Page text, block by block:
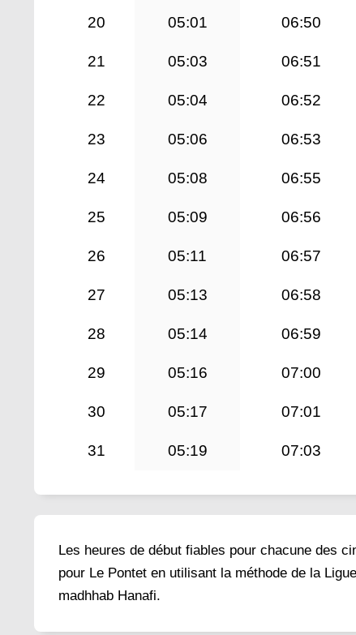
20 05:01 06:50
21 05:03 06:51
22 05:04 06:52
23 05:06 06:53
24 05:08 06:55
25 05:09 06:56
26 05:11 06:57
27 05:13 06:58
28 05:14 06:59
29 05:16 07:00
30 05:17 07:01
31 05:19 07:03
Les heures de début fiables pour chacune des
pour Le Pontet en utilisant la méthode de la
madhhab Hanafi.